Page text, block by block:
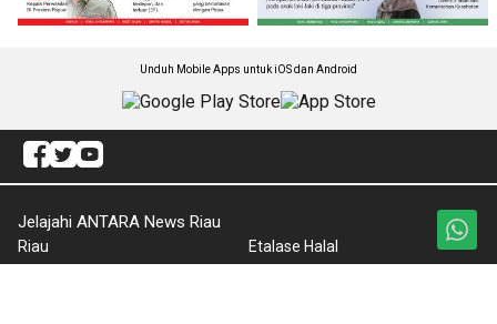
Unduh Mobile Apps untuk iOS dan Android
Jelajahi ANTARA News Riau
Riau
Etalase Halal